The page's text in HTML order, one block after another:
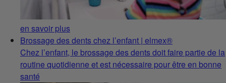
en savoir plus
Brossage des dents chez l’enfant | elmex®
Chez l’enfant, le brossage des dents doit faire partie de la
routine quotidienne et est nécessaire pour être en bonne
santé